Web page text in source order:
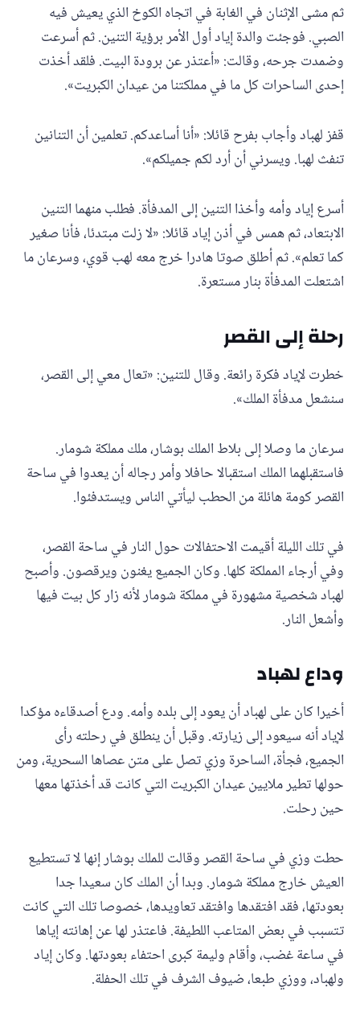
ثم مشى الإثنان في الغابة في اتجاه الكوخ الذي يعيش فيه
الصبي. فوجئت والدة إياد أول الأمر برؤية التنين. ثم أسرعت
وضمدت جرحه، وقالت: «أعتذر عن برودة البيت. فلقد أخذت
إحدى الساحرات كل ما في مملكتنا من عيدان الكبريت».
قفز لهباد وأجاب بفرح قائلا: «أنا أساعدكم. تعلمين أن التنانين
تنفث لهبا. ويسرني أن أرد لكم جميلكم».
أسرع إياد وأمه وأخذا التنين إلى المدفأة. فطلب منهما التنين
الابتعاد، ثم همس في أذن إياد قائلا: «لا زلت مبتدئا، فأنا صغير
كما تعلم». ثم أطلق صوتا هادرا خرج معه لهب قوي، وسرعان ما
اشتعلت المدفأة بنار مستعرة.
رحلة إلى القصر
خطرت لإياد فكرة رائعة. وقال للتنين: «تعال معي إلى القصر،
سنشعل مدفأة الملك».
سرعان ما وصلا إلى بلاط الملك بوشار، ملك مملكة شومار.
فاستقبلهما الملك استقبالا حافلا وأمر رجاله أن يعدوا في ساحة
القصر كومة هائلة من الحطب ليأتي الناس ويستدفئوا.
في تلك الليلة أقيمت الاحتفالات حول النار في ساحة القصر،
وفي أرجاء المملكة كلها. وكان الجميع يغنون ويرقصون. وأصبح
لهباد شخصية مشهورة في مملكة شومار لأنه زار كل بيت فيها
وأشعل النار.
وداع لهباد
أخيرا كان على لهباد أن يعود إلى بلده وأمه. ودع أصدقاءه مؤكدا
لإياد أنه سيعود إلى زيارته. وقبل أن ينطلق في رحلته رأى
الجميع، فجأة، الساحرة وزي تصل على متن عصاها السحرية، ومن
حولها تطير ملايين عيدان الكبريت التي كانت قد أخذتها معها
حين رحلت.
حطت وزي في ساحة القصر وقالت للملك بوشار إنها لا تستطيع
العيش خارج مملكة شومار. وبدا أن الملك كان سعيدا جدا
بعودتها، فقد افتقدها وافتقد تعاويدها، خصوصا تلك التي كانت
تتسبب في بعض المتاعب اللطيفة. فاعتذر لها عن إهانته إياها
في ساعة غضب، وأقام وليمة كبرى احتفاء بعودتها. وكان إياد
ولهباد، ووزي طبعا، ضيوف الشرف في تلك الحفلة.